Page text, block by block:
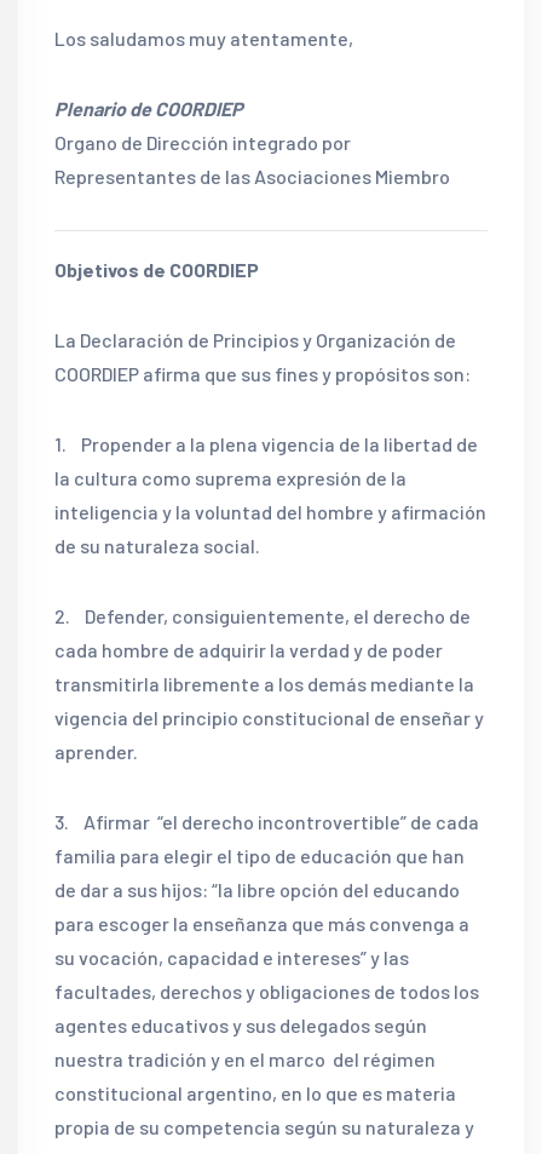
Los saludamos muy atentamente,
Plenario de COORDIEP
Organo de Dirección integrado por
Representantes de las Asociaciones Miembro
Objetivos de COORDIEP
La Declaración de Principios y Organización de
COORDIEP afirma que sus fines y propósitos son:
1. Propender a la plena vigencia de la libertad de
la cultura como suprema expresión de la
inteligencia y la voluntad del hombre y afirmación
de su naturaleza social.
2. Defender, consiguientemente, el derecho de
cada hombre de adquirir la verdad y de poder
transmitirla libremente a los demás mediante la
vigencia del principio constitucional de enseñar y
aprender.
3. Afirmar “el derecho incontrovertible” de cada
familia para elegir el tipo de educación que han
de dar a sus hijos: “la libre opción del educando
para escoger la enseñanza que más convenga a
su vocación, capacidad e intereses” y las
facultades, derechos y obligaciones de todos los
agentes educativos y sus delegados según
nuestra tradición y en el marco del régimen
constitucional argentino, en lo que es materia
propia de su competencia según su naturaleza y